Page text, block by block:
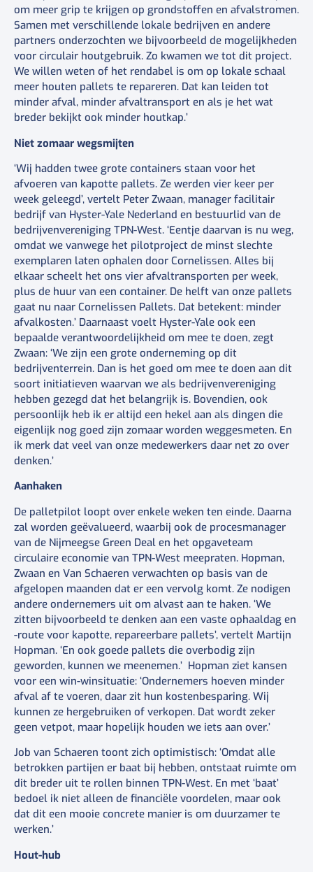
om meer grip te krijgen op grondstoffen en afvalstromen.
Samen met verschillende lokale bedrijven en andere
partners onderzochten we bijvoorbeeld de mogelijkheden
voor circulair houtgebruik. Zo kwamen we tot dit project.
We willen weten of het rendabel is om op lokale schaal
meer houten pallets te repareren. Dat kan leiden tot
minder afval, minder afvaltransport en als je het wat
breder bekijkt ook minder houtkap.’
Niet zomaar wegsmijten
‘Wij hadden twee grote containers staan voor het
afvoeren van kapotte pallets. Ze werden vier keer per
week geleegd’, vertelt Peter Zwaan, manager facilitair
bedrijf van Hyster-Yale Nederland en bestuurlid van de
bedrijvenvereniging TPN-West. ‘Eentje daarvan is nu weg,
omdat we vanwege het pilotproject de minst slechte
exemplaren laten ophalen door Cornelissen. Alles bij
elkaar scheelt het ons vier afvaltransporten per week,
plus de huur van een container. De helft van onze pallets
gaat nu naar Cornelissen Pallets. Dat betekent: minder
afvalkosten.’ Daarnaast voelt Hyster-Yale ook een
bepaalde verantwoordelijkheid om mee te doen, zegt
Zwaan: ‘We zijn een grote onderneming op dit
bedrijventerrein. Dan is het goed om mee te doen aan dit
soort initiatieven waarvan we als bedrijvenvereniging
hebben gezegd dat het belangrijk is. Bovendien, ook
persoonlijk heb ik er altijd een hekel aan als dingen die
eigenlijk nog goed zijn zomaar worden weggesmeten. En
ik merk dat veel van onze medewerkers daar net zo over
denken.’
Aanhaken
De palletpilot loopt over enkele weken ten einde. Daarna
zal worden geëvalueerd, waarbij ook de procesmanager
van de Nijmeegse Green Deal en het opgaveteam
circulaire economie van TPN-West meepraten. Hopman,
Zwaan en Van Schaeren verwachten op basis van de
afgelopen maanden dat er een vervolg komt. Ze nodigen
andere ondernemers uit om alvast aan te haken. ‘We
zitten bijvoorbeeld te denken aan een vaste ophaaldag en
-route voor kapotte, repareerbare pallets’, vertelt Martijn
Hopman. ‘En ook goede pallets die overbodig zijn
geworden, kunnen we meenemen.’ Hopman ziet kansen
voor een win-winsituatie: ‘Ondernemers hoeven minder
afval af te voeren, daar zit hun kostenbesparing. Wij
kunnen ze hergebruiken of verkopen. Dat wordt zeker
geen vetpot, maar hopelijk houden we iets aan over.’
Job van Schaeren toont zich optimistisch: ‘Omdat alle
betrokken partijen er baat bij hebben, ontstaat ruimte om
dit breder uit te rollen binnen TPN-West. En met ‘baat’
bedoel ik niet alleen de financiële voordelen, maar ook
dat dit een mooie concrete manier is om duurzamer te
werken.’
Hout-hub